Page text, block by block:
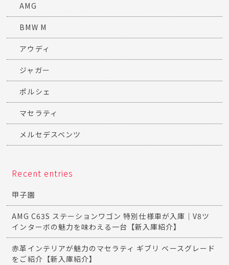
AMG
BMW M
アウディ
ジャガー
ポルシェ
マセラティ
メルセデスベンツ
Recent entries
甲子園
AMG C63S ステーションワゴン 特別仕様車が入庫｜V8ツ
インターボの魅力を味わえる一台【新入庫紹介】
赤革インテリアが魅力のマセラティ ギブリ ベースグレード
をご紹介【新入庫紹介】